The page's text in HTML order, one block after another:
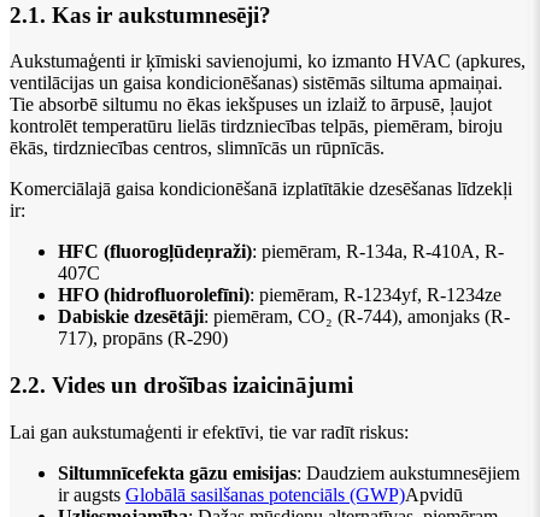
2.1. Kas ir aukstumnesēji?
Aukstumaģenti ir ķīmiski savienojumi, ko izmanto HVAC (apkures,
ventilācijas un gaisa kondicionēšanas) sistēmās siltuma apmaiņai.
Tie absorbē siltumu no ēkas iekšpuses un izlaiž to ārpusē, ļaujot
kontrolēt temperatūru lielās tirdzniecības telpās, piemēram, biroju
ēkās, tirdzniecības centros, slimnīcās un rūpnīcās.
Komerciālajā gaisa kondicionēšanā izplatītākie dzesēšanas līdzekļi
ir:
HFC (fluorogļūdeņraži): piemēram, R-134a, R-410A, R-
407C
HFO (hidrofluorolefīni): piemēram, R-1234yf, R-1234ze
Dabiskie dzesētāji: piemēram, CO₂ (R-744), amonjaks (R-
717), propāns (R-290)
2.2. Vides un drošības izaicinājumi
Lai gan aukstumaģenti ir efektīvi, tie var radīt riskus:
Siltumnīcefekta gāzu emisijas: Daudziem aukstumnesējiem
ir augsts Globālā sasilšanas potenciāls (GWP)Apvidū